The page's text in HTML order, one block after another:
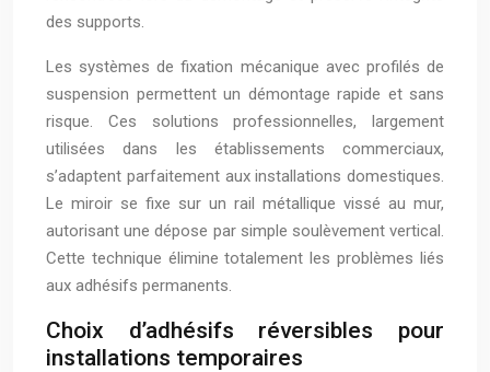
des supports.
Les systèmes de fixation mécanique avec profilés de
suspension permettent un démontage rapide et sans
risque. Ces solutions professionnelles, largement
utilisées dans les établissements commerciaux,
s’adaptent parfaitement aux installations domestiques.
Le miroir se fixe sur un rail métallique vissé au mur,
autorisant une dépose par simple soulèvement vertical.
Cette technique élimine totalement les problèmes liés
aux adhésifs permanents.
Choix d’adhésifs réversibles pour
installations temporaires